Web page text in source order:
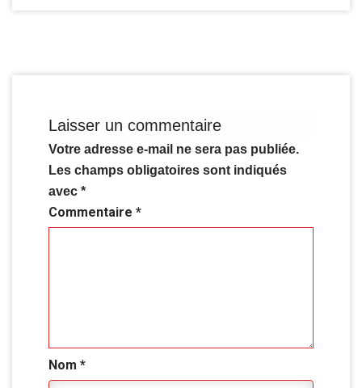
Laisser un commentaire
Votre adresse e-mail ne sera pas publiée.
Les champs obligatoires sont indiqués
avec *
Commentaire *
Nom *